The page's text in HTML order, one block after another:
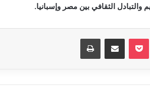
والتبادل الثقافي بين مصر وإسبانيا.
بوكيت مشاركة عبر البريد طباعة